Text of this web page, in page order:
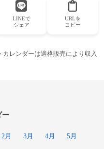
LINEで
シェア
URLを
コピー
レンダーは適格販売により収入
ー
2月 3月 4月 5月